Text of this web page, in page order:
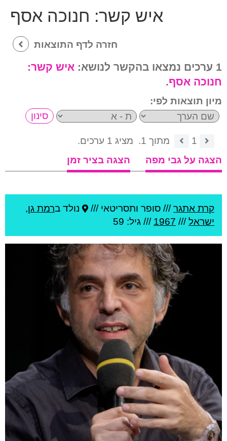
איש קשר: חנוכה אסף
חזרה לדף התוצאות
1 ערכים נמצאו בהקשר לנושא:
איש קשר:
חנוכה אסף.
מיון תוצאות לפי:
1 מתוך 1.
מציג 1 ערכים.
הצגה על גבי מפה
הצגה בציר זמן
קרת אתגר/// סופר ותסריטאי /// נולד ברמת גן,
ישראל///
1967 /// גיל: 59